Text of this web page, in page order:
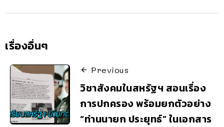
เรื่องอื่นๆ
Previous
วิชาสังคมในสหรัฐฯ สอนเรื่อง
การปกครอง พร้อมยกตัวอย่าง
“ท่านนายก ประยุทธ์” ในเอกสาร